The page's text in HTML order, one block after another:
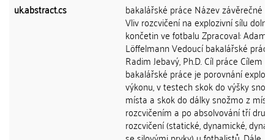
uk.abstract.cs
bakalářské práce Název závěrečné
Vliv rozcvičení na explozivní sílu
končetin ve fotbalu Zpracoval: Adam
Löffelmann Vedoucí bakalářské
Radim Jebavý, Ph.D. Cíl práce Cílem
bakalářské práce je porovnání
výkonu, v testech skok do výšky
místa a skok do dálky snožmo z
rozcvičením a po absolvování tří
rozcvičení (statické, dynamické,